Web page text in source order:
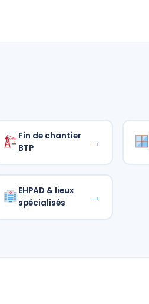
Fin de chantier
BTP
→
EHPAD & lieux
spécialisés
→